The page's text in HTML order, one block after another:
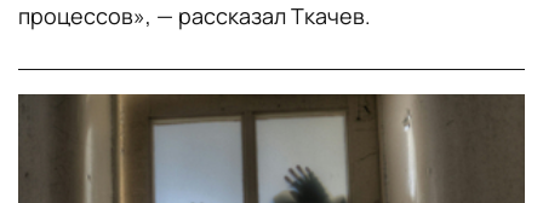
процессов», — рассказал Ткачев.